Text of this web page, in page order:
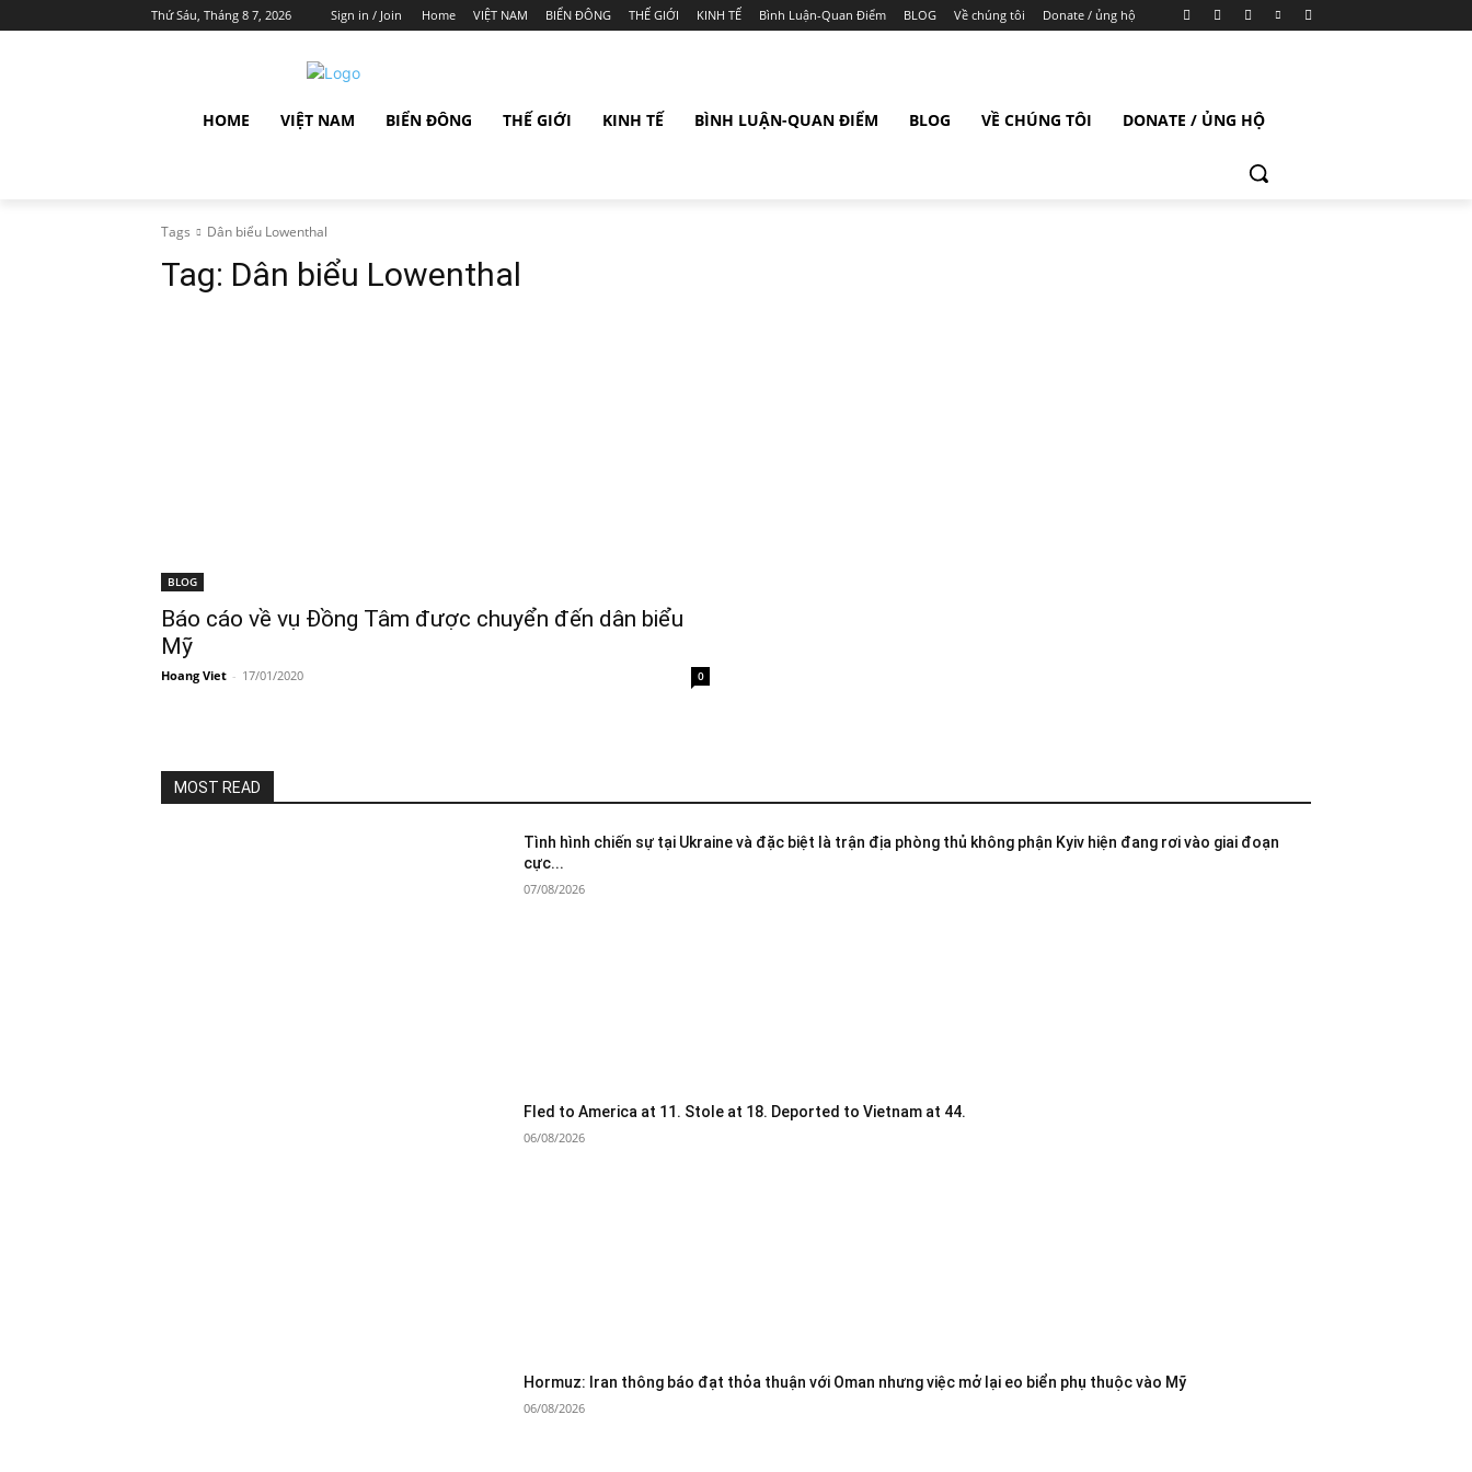
Thứ Sáu, Tháng 8 7, 2026 Sign in / Join Home VIỆT NAM BIỂN ĐÔNG THẾ GIỚI KINH TẾ Bình Luận-Quan Điểm BLOG Về chúng tôi Donate / ủng hộ
HOME VIỆT NAM BIỂN ĐÔNG THẾ GIỚI KINH TẾ BÌNH LUẬN-QUAN ĐIỂM BLOG VỀ CHÚNG TÔI DONATE / ỦNG HỘ
Tags Dân biểu Lowenthal
Tag: Dân biểu Lowenthal
BLOG
Báo cáo về vụ Đồng Tâm được chuyển đến dân biểu
Mỹ
Hoang Viet - 17/01/2020 0
MOST READ
Tình hình chiến sự tại Ukraine và đặc biệt là trận địa phòng thủ không phận Kyiv hiện đang rơi vào giai đoạn
cực...
07/08/2026
Fled to America at 11. Stole at 18. Deported to Vietnam at 44.
06/08/2026
Hormuz: Iran thông báo đạt thỏa thuận với Oman nhưng việc mở lại eo biển phụ thuộc vào Mỹ
06/08/2026